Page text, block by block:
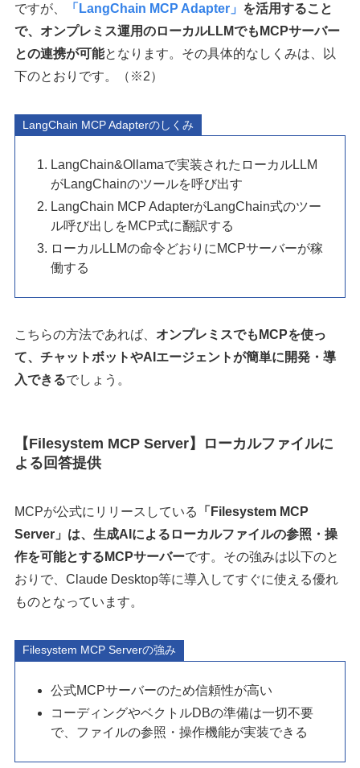
ですが、 「LangChain MCP Adapter」 を活用すること
で、オンプレミス運用のローカルLLMでもMCPサーバー
との連携が可能となります。その具体的なしくみは、以
下のとおりです。（※2）
LangChain MCP Adapterのしくみ
LangChain&Ollamaで実装されたローカルLLM
がLangChainのツールを呼び出す
LangChain MCP AdapterがLangChain式のツー
ル呼び出しをMCP式に翻訳する
ローカルLLMの命令どおりにMCPサーバーが稼
働する
こちらの方法であれば、 オンプレミスでもMCPを使っ
て、チャットボットやAIエージェントが簡単に開発・導
入できるでしょう。
【Filesystem MCP Server】ローカルファイルに
よる回答提供
MCPが公式にリリースしている
「Filesystem MCP
Server」は、生成AIによるローカルファイルの参照・操
作を可能とするMCPサーバーです。その強みは以下のと
おりで、Claude Desktop等に導入してすぐに使える優れ
ものとなっています。
Filesystem MCP Serverの強み
公式MCPサーバーのため信頼性が高い
コーディングやベクトルDBの準備は一切不要
で、ファイルの参照・操作機能が実装できる